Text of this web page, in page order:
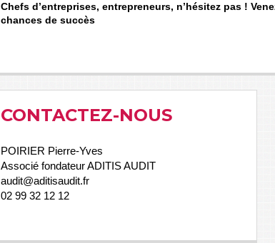
Chefs d’entreprises, entrepreneurs, n’hésitez pas !
chances de succès
CONTACTEZ-NOUS
POIRIER Pierre-Yves
Associé fondateur ADITIS AUDIT
audit@aditisaudit.fr
02 99 32 12 12